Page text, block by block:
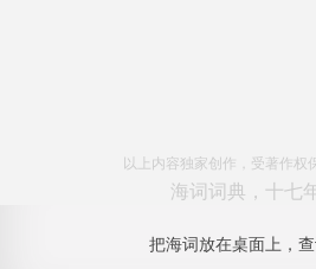
以上内容独家创作，受著作权
海词词典，十七
把海词放在桌面上，